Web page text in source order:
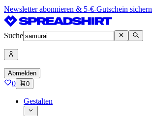
Newsletter abonnieren & 5-€-Gutschein sichern
Suche
Abmelden
0 0
Gestalten